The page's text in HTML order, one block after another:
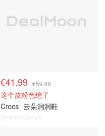
€41.99 €59.99
这个皮粉色绝了
Crocs 云朵洞洞鞋
@dealmoon.de